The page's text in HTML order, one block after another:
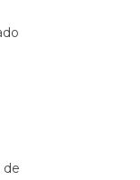
de